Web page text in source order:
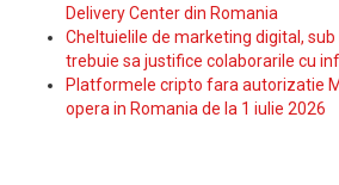
Delivery Center din Romania
Cheltuielile de marketing digital,
trebuie sa justifice colaborarile cu
Platformele cripto fara autorizatie
opera in Romania de la 1 iulie 2026